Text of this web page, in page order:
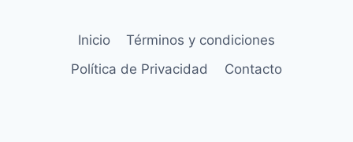
Inicio
Términos y condiciones
Política de Privacidad
Contacto